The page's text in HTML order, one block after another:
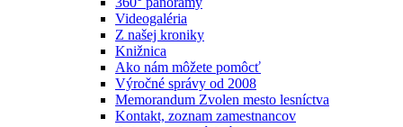
Videogaléria
Z našej kroniky
Knižnica
Ako nám môžete pomôcť
Výročné správy od 2008
Memorandum Zvolen mesto lesníctva
Kontakt, zoznam zamestnancov